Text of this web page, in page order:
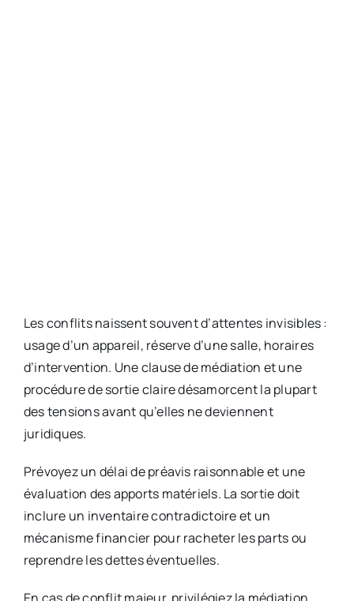
Les conflits naissent souvent d’attentes invisibles :
usage d’un appareil, réserve d’une salle, horaires
d’intervention. Une clause de médiation et une
procédure de sortie claire désamorcent la plupart
des tensions avant qu’elles ne deviennent
juridiques.
Prévoyez un délai de préavis raisonnable et une
évaluation des apports matériels. La sortie doit
inclure un inventaire contradictoire et un
mécanisme financier pour racheter les parts ou
reprendre les dettes éventuelles.